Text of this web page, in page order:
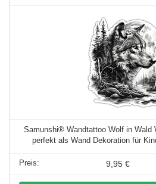
Samunshi® Wandtattoo Wolf in Wald
perfekt als Wand Dekoration für
9,95 €